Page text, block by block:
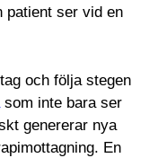
patient ser vid en
och följa stegen
som inte bara ser
genererar nya
En